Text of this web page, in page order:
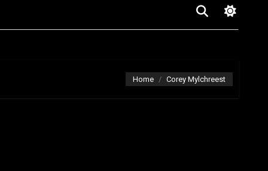
Home Corey Mylchreest